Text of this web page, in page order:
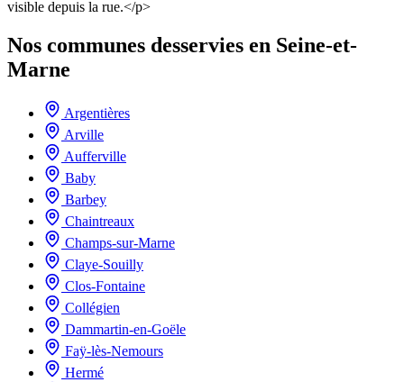
visible depuis la rue.</p>
Nos communes desservies en Seine-et-
Marne
Argentières
Arville
Aufferville
Baby
Barbey
Chaintreaux
Champs-sur-Marne
Claye-Souilly
Clos-Fontaine
Collégien
Dammartin-en-Goële
Faÿ-lès-Nemours
Hermé